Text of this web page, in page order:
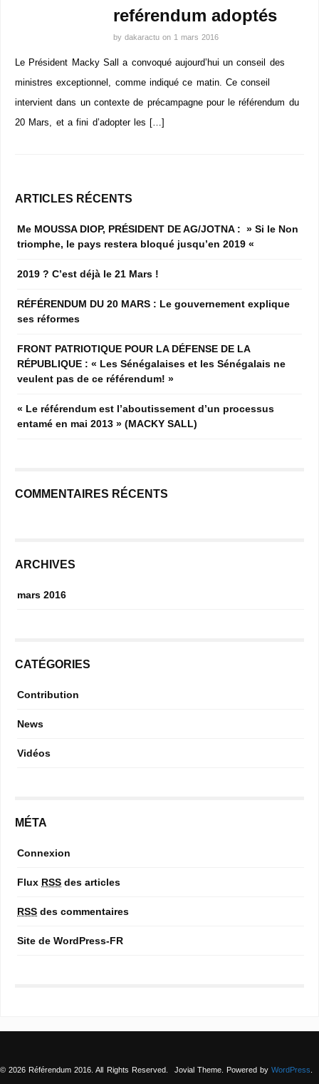
reférendum adoptés
by dakaractu on 1 mars 2016
Le Président Macky Sall a convoqué aujourd’hui un conseil des
ministres exceptionnel, comme indiqué ce matin. Ce conseil
intervient dans un contexte de précampagne pour le référendum du
20 Mars, et a fini d’adopter les […]
ARTICLES RÉCENTS
Me MOUSSA DIOP, PRÉSIDENT DE AG/JOTNA : » Si le Non
triomphe, le pays restera bloqué jusqu’en 2019 «
2019 ? C’est déjà le 21 Mars !
RÉFÉRENDUM DU 20 MARS : Le gouvernement explique
ses réformes
FRONT PATRIOTIQUE POUR LA DÉFENSE DE LA
RÉPUBLIQUE : « Les Sénégalaises et les Sénégalais ne
veulent pas de ce référendum! »
« Le référendum est l’aboutissement d’un processus
entamé en mai 2013 » (MACKY SALL)
COMMENTAIRES RÉCENTS
ARCHIVES
mars 2016
CATÉGORIES
Contribution
News
Vidéos
MÉTA
Connexion
Flux RSS des articles
RSS des commentaires
Site de WordPress-FR
© 2026 Référendum 2016. All Rights Reserved. Jovial Theme. Powered by WordPress